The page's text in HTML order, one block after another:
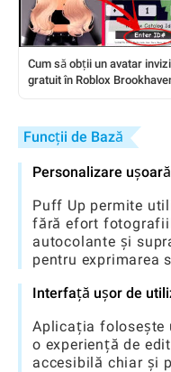
Cum să obții un avatar
gratuit în Roblox
Funcții de Bază
Personalizare ușoară
Puff Up permite
fără efort
autocolante și
pentru exprimarea
Interfață ușor de
Aplicația folosește
o experiență de
accesibilă chiar și